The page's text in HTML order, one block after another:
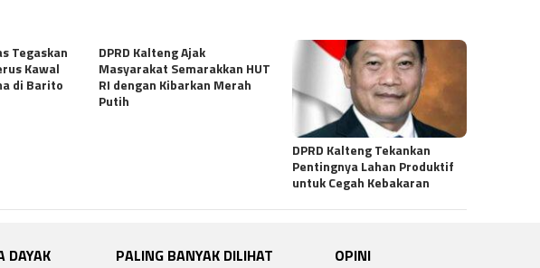
Tegaskan
Kawal
di Barito
DPRD Kalteng Ajak
Masyarakat Semarakkan HUT
RI dengan Kibarkan Merah
Putih
DPRD Kalteng Tekankan
Pentingnya Lahan Produktif
untuk Cegah Kebakaran
DAYAK PALING BANYAK DILIHAT OPINI